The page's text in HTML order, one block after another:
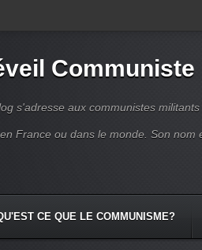
Communiste
s'adresse aux communistes
France ou dans le monde. Son nom
CE QUE LE COMMUNISME?